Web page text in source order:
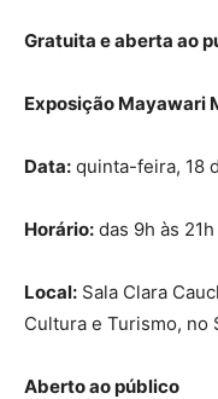
Gratuita e aberta ao
Exposição Mayawari
Data: quinta-feira, 18
Horário: das 9h às 21h
Local: Sala Clara
Cultura e Turismo, no
Aberto ao público